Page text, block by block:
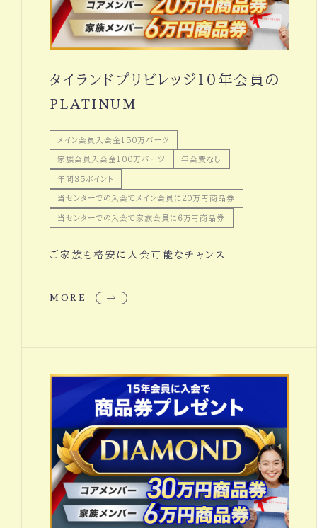
タイランドプリビレッジ１０年会員の
PLATINUM
メイン会員入会金１５０万バーツ
家族会員入会金１００万バーツ 年会費なし
年間３５ポイント
当センターでの入会でメイン会員に２０万円商品券
当センターでの入会で家族会員に６万円商品券
ご家族も格安に入会可能なチャンス
MORE